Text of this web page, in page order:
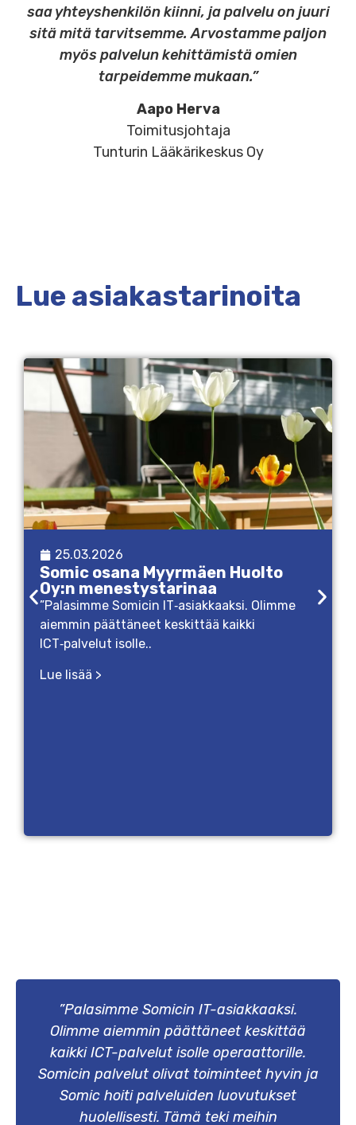
saa yhteyshenkilön kiinni, ja palvelu on juuri
sitä mitä tarvitsemme. Arvostamme paljon
myös palvelun kehittämistä omien
tarpeidemme mukaan.”
Aapo Herva
Toimitusjohtaja
Tunturin Lääkärikeskus Oy
Lue asiakastarinoita
25.03.2026
Somic osana Myyrmäen Huolto
Oy:n menestystarinaa
”Palasimme Somicin IT‑asiakkaaksi. Olimme
aiemmin päättäneet keskittää kaikki
ICT‑palvelut isolle..
Lue lisää >
”Palasimme Somicin IT-asiakkaaksi.
Olimme aiemmin päättäneet keskittää
kaikki ICT-palvelut isolle operaattorille.
Somicin palvelut olivat toiminteet hyvin ja
Somic hoiti palveluiden luovutukset
huolellisesti. Tämä teki meihin